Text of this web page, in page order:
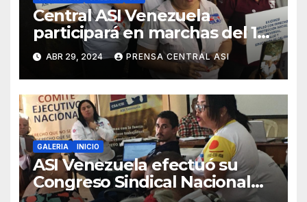
Central ASI Venezuela
participará en marchas del 1
de mayo para exigir aumento
salarial
ABR 29, 2024 PRENSA CENTRAL ASI
GALERIA INICIO
ASI Venezuela efectuó su
Congreso Sindical Nacional